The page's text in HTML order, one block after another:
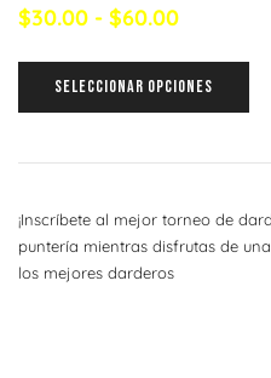
$30.00 - $60.00
SELECCIONAR OPCIONES
¡Inscríbete al mejor torneo de
puntería mientras disfrutas de
los mejores darderos